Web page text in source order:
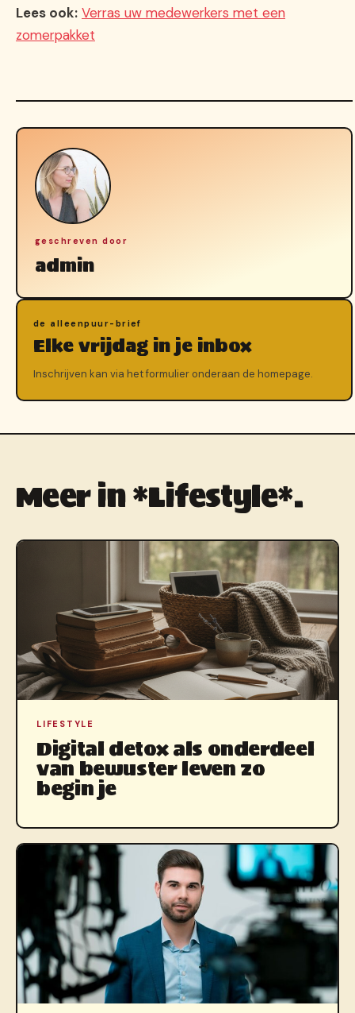
Lees ook: Verras uw medewerkers met een
zomerpakket
geschreven door
admin
de alleenpuur-brief
Elke vrijdag in je inbox
Inschrijven kan via het formulier onderaan de homepage.
Meer in *Lifestyle*.
LIFESTYLE
Digital detox als onderdeel
van bewuster leven zo
begin je